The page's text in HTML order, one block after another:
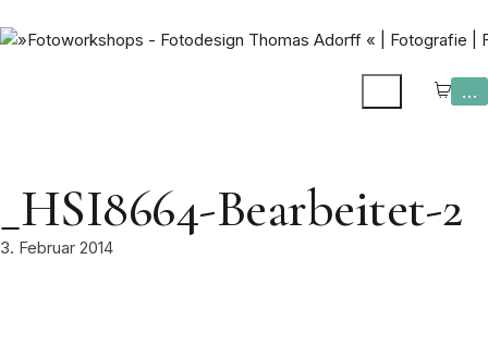
…
_HSI8664-Bearbeitet-2
3. Februar 2014